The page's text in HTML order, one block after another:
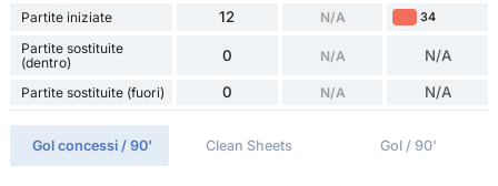
Partite iniziate 12 N/A 34
Partite sostituite
(dentro)
0 N/A N/A
Partite sostituite (fuori) 0 N/A N/A
Gol concessi / 90' Clean Sheets Gol / 90'